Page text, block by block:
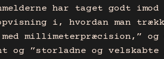
har taget godt imod
i, hvordan man
med millimeterpræcision,”
og ”storladne og velskabte